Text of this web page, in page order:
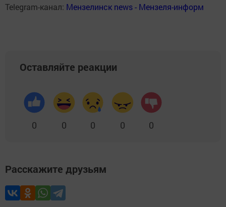
Telegram-канал: Мензелинск news - Мензеля-информ
Оставляйте реакции
0 0 0 0 0
Расскажите друзьям